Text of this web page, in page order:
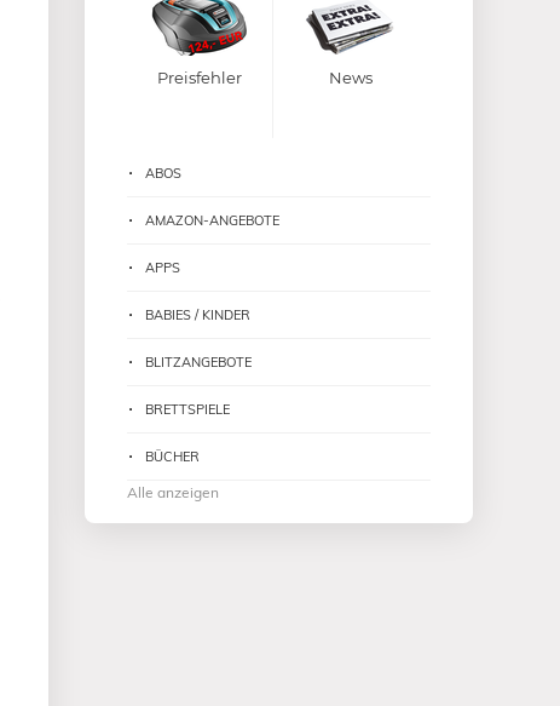
Preisfehler News
ABOS
AMAZON-ANGEBOTE
APPS
BABIES / KINDER
BLITZANGEBOTE
BRETTSPIELE
BÜCHER
Alle anzeigen